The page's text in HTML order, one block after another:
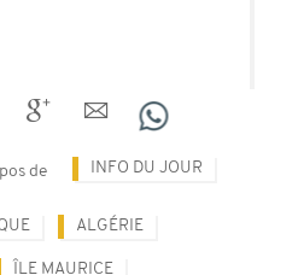
de INFO DU JOUR
ALGÉRIE
ÎLE MAURICE